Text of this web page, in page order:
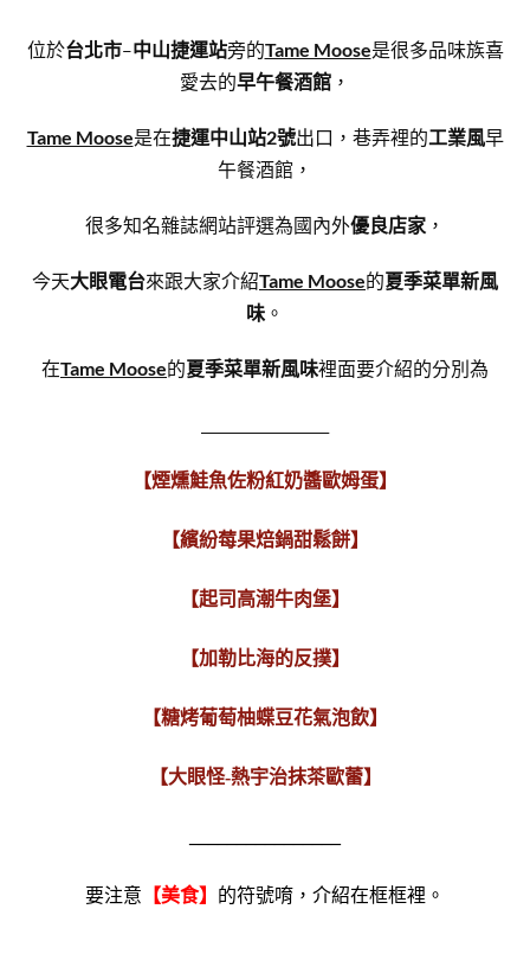
位於台北市–中山捷運站旁的Tame Moose是很多品味族喜
愛去的早午餐酒館 ，
Tame Moose是在捷運中山站2號出口，巷弄裡的工業風早
午餐酒館，
很多知名雜誌網站評選為國內外優良店家 ，
今天大眼電台來跟大家介紹Tame Moose的夏季菜單新風
味 。
在Tame Moose的夏季菜單新風味裡面要介紹的分別為
【煙燻鮭魚佐粉紅奶醬歐姆蛋】
【繽紛莓果焙鍋甜鬆餅】
【起司高潮牛肉堡】
【加勒比海的反撲】
【糖烤葡萄柚蝶豆花氣泡飲】
【大眼怪-熱宇治抹茶歐蕾】
要注意 【美食】 的符號唷，介紹在框框裡。